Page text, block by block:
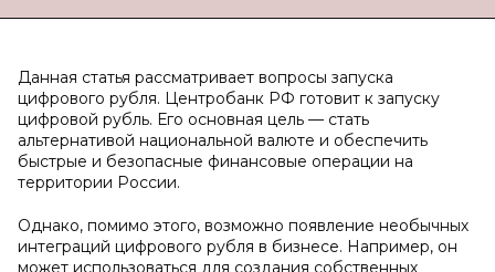
Данная статья рассматривает вопросы запуска
цифрового рубля. Центробанк РФ готовит к запуску
цифровой рубль. Его основная цель — стать
альтернативой национальной валюте и обеспечить
быстрые и безопасные финансовые операции на
территории России.
Однако, помимо этого, возможно появление необычных
интеграций цифрового рубля в бизнесе. Например, он
может использоваться для создания собственных